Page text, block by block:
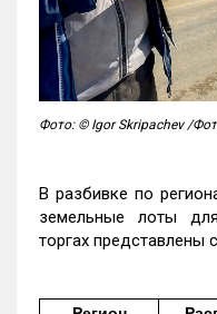
Фото: © Igor Skripachev /
В разбивке по
земельные лоты
торгах